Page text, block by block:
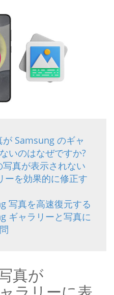
Samsung のギャ
いのはなぜですか?
真が表示されない
ーを効果的に修正す
写真を高速復元する
ギャラリーと写真に
真が